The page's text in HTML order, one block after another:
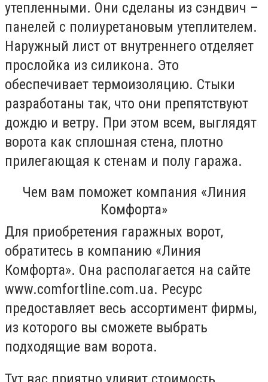
утепленными. Они сделаны из сэндвич –
панелей с полиуретановым утеплителем.
Наружный лист от внутреннего отделяет
прослойка из силикона. Это
обеспечивает термоизоляцию. Стыки
разработаны так, что они препятствуют
дождю и ветру. При этом всем, выглядят
ворота как сплошная стена, плотно
прилегающая к стенам и полу гаража.
Чем вам поможет компания «Линия
Комфорта»
Для приобретения гаражных ворот,
обратитесь в компанию «Линия
Комфорта». Она располагается на сайте
www.comfortline.com.ua. Ресурс
предоставляет весь ассортимент фирмы,
из которого вы сможете выбрать
подходящие вам ворота.